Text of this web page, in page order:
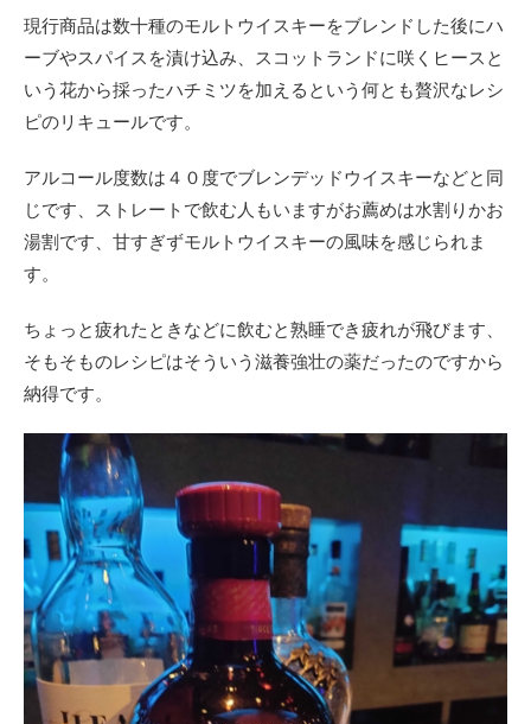
現行商品は数十種のモルトウイスキーをブレンドした後にハ
ーブやスパイスを漬け込み、スコットランドに咲くヒースと
いう花から採ったハチミツを加えるという何とも贅沢なレシ
ピのリキュールです。
アルコール度数は４０度でブレンデッドウイスキーなどと同
じです、ストレートで飲む人もいますがお薦めは水割りかお
湯割です、甘すぎずモルトウイスキーの風味を感じられま
す。
ちょっと疲れたときなどに飲むと熟睡でき疲れが飛びます、
そもそものレシピはそういう滋養強壮の薬だったのですから
納得です。